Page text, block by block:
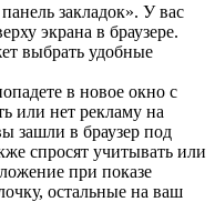
закладок». У вас
экрана в браузере.
выбрать удобные
в новое окно с
или нет рекламу на
зашли в браузер под
спросят учитывать или
при показе
остальные на ваш